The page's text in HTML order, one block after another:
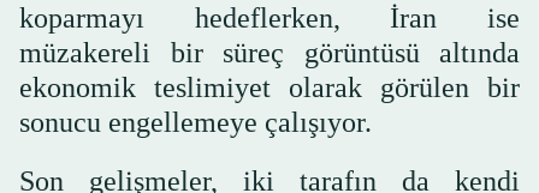
koparmayı hedeflerken, İran ise
müzakereli bir süreç görüntüsü altında
ekonomik teslimiyet olarak görülen bir
sonucu engellemeye çalışıyor.
Son gelişmeler, iki tarafın da kendi